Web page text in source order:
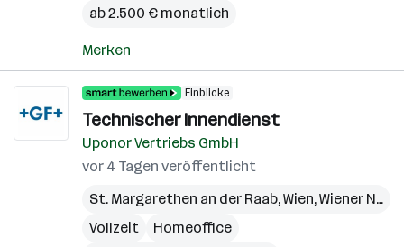
ab 2.500 € monatlich
Merken
Einblicke
Technischer Innendienst
Uponor Vertriebs GmbH
vor 4 Tagen veröffentlicht
St. Margarethen an der Raab,Wien,Wiener Neudorf
Vollzeit
Homeoffice